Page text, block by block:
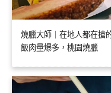
燒臘大師｜在地人都在搶
飯肉量爆多，桃園燒臘